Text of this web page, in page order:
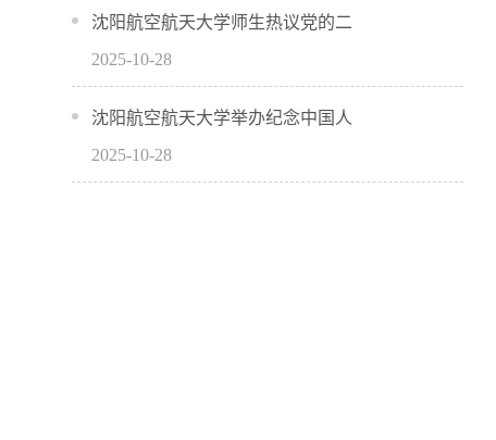
沈阳航空航天大学师生热议党的二
2025-10-28
沈阳航空航天大学举办纪念中国人
2025-10-28